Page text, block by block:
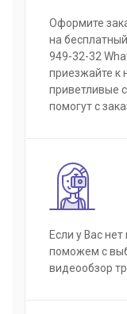
Оформите
на
949-32-32
приезжайте к
приветливые
помогут с
Если у Вас
поможем с
видеообзор